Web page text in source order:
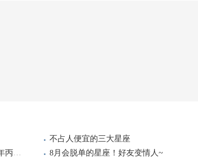
不占人便宜的三大星座
苏民峰2026年8月十二生肖运势（丙午年丙申月）
8月会脱单的星座！好友变情人~